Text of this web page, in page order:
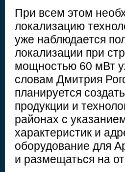
При всем этом
локализацию
уже наблюдается
локализации при
мощностью 60 мВт
словам Дмитрия
планируется
продукции и
районах с
характеристик и
оборудование для
и размещаться на